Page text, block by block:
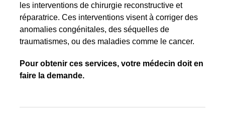
les interventions de chirurgie reconstructive et
réparatrice. Ces interventions visent à corriger des
anomalies congénitales, des séquelles de
traumatismes, ou des maladies comme le cancer.
Pour obtenir ces services, votre médecin doit en
faire la demande.